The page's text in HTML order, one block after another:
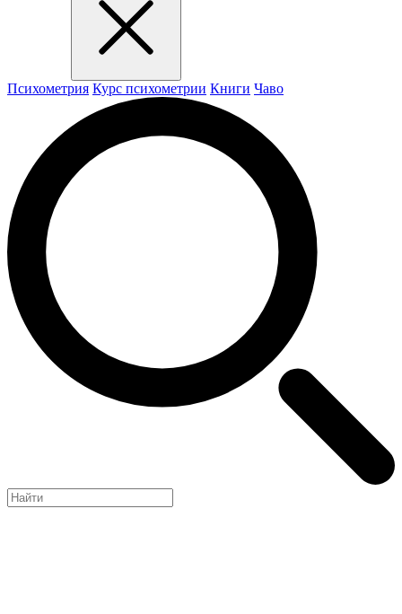
Психометрия Курс психометрии Книги Чаво